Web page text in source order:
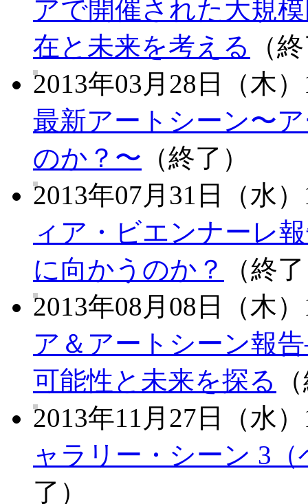
アで開催された大規
在と未来を考える
（
2013年03月28日（木
最新アートシーン〜
のか？〜 （終了）
2013年07月31日（水
ィア・ビエンナーレ
に向かうのか？
（終
2013年08月08日（木
ア＆アートシーン報
可能性と未来を探る
2013年11月27日（水
ャラリー・シーン 3
了）